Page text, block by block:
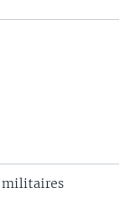
militaires